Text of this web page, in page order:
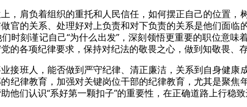
，肩负着组织的重托和人民信任，如何摆正自己的位置，
官的关系、处理好对上负责和对下负责的关系是他们面临
时刻谨记自己“为什么出发”，深刻领悟更重要的职位意味
的各项纪律要求，保持对纪法的敬畏之心，做到知敬畏、存
接班人，能否做到严守纪律、清正廉洁，关系到自身健康
纪律教育，加强对关键岗位干部的纪律教育，尤其是聚焦
他们认识“系好第一颗扣子”的重要性，在正确道路上行稳致